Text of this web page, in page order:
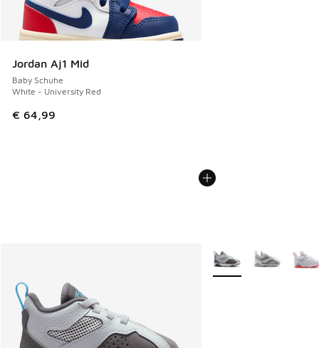
Jordan Aj1 Mid
Baby Schuhe
White - University Red
€ 64,99
Weitere Farben